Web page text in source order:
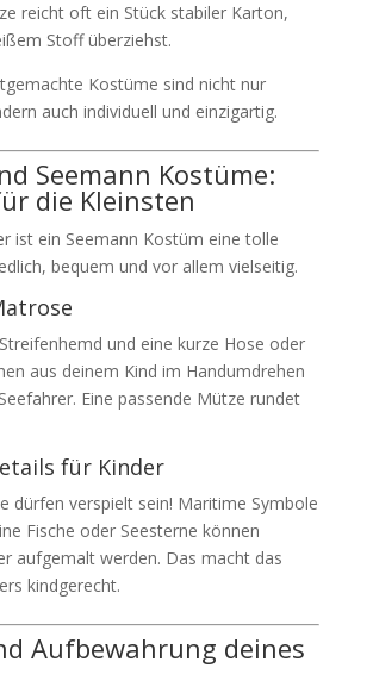
reicht oft ein Stück stabiler Karton,
Stoff überziehst.
Kostüme sind nicht nur
auch individuell und einzigartig.
Seemann Kostüme:
die Kleinsten
ist ein Seemann Kostüm eine tolle
bequem und vor allem vielseitig.
und eine kurze Hose oder
aus deinem Kind im Handumdrehen
Eine passende Mütze rundet
für Kinder
dürfen verspielt sein! Maritime Symbole
Fische oder Seesterne können
aufgemalt werden. Das macht das
kindgerecht.
Aufbewahrung deines